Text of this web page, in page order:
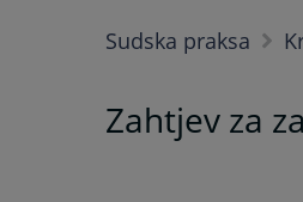
Sudska praksa
Zahtjev za